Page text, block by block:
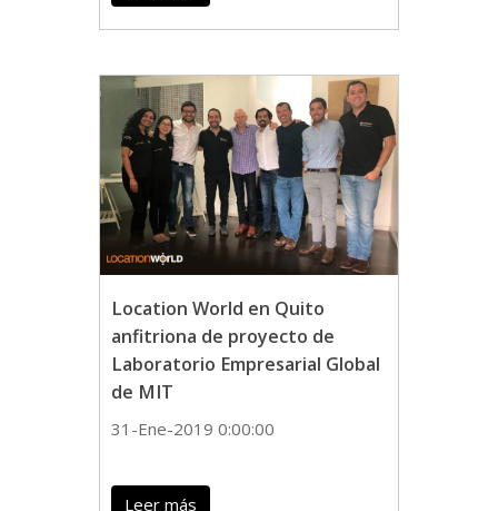
Location World en Quito
anfitriona de proyecto de
Laboratorio Empresarial Global
de MIT
31-Ene-2019 0:00:00
Leer más